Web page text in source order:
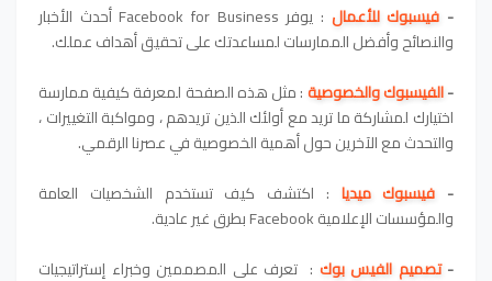
- فيسبوك للأعمال
: يوفر Facebook for Business أحدث الأخبار
والنصائح وأفضل الممارسات لمساعدتك على تحقيق أهداف عملك.
-الفيسبوك والخصوصية: مثل هذه الصفحة لمعرفة كيفية ممارسة
اختيارك لمشاركة ما تريد مع أولئك الذين تريدهم ، ومواكبة التغييرات ،
والتحدث مع الآخرين حول أهمية الخصوصية في عصرنا الرقمي.
- فيسبوك ميديا : اكتشف كيف تستخدم الشخصيات العامة
والمؤسسات الإعلامية Facebook بطرق غير عادية.
-تصميم الفيس بوك : تعرف على المصممين وخبراء إستراتيجيات